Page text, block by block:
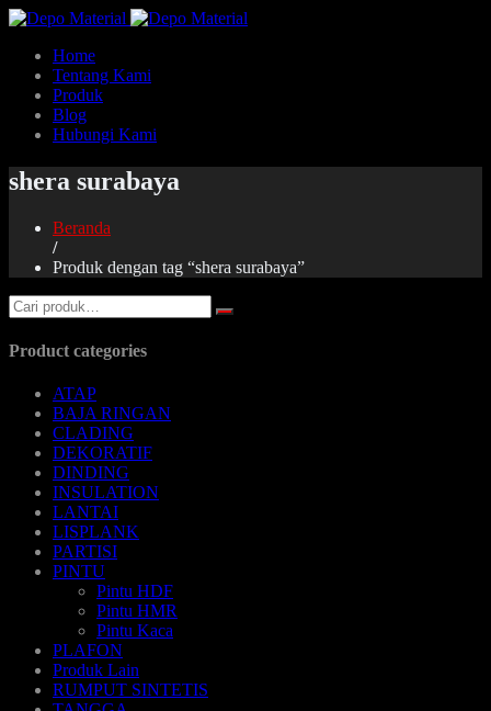
Home
Tentang Kami
Produk
Blog
Hubungi Kami
shera surabaya
Beranda
/
Produk dengan tag “shera surabaya”
Product categories
ATAP
BAJA RINGAN
CLADING
DEKORATIF
DINDING
INSULATION
LANTAI
LISPLANK
PARTISI
PINTU
Pintu HDF
Pintu HMR
Pintu Kaca
PLAFON
Produk Lain
RUMPUT SINTETIS